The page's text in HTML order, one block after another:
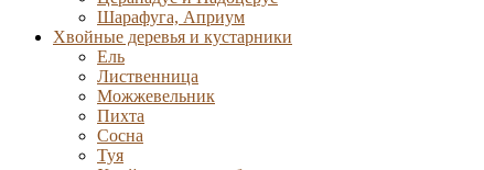
Шарафуга, Априум
Хвойные деревья и кустарники
Ель
Лиственница
Можжевельник
Пихта
Сосна
Туя